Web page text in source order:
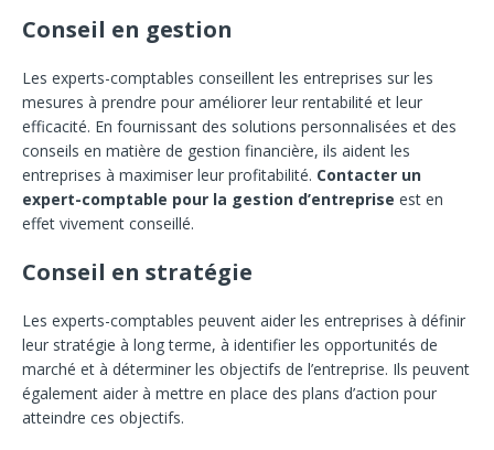
Conseil en gestion
Les experts-comptables conseillent les entreprises sur les
mesures à prendre pour améliorer leur rentabilité et leur
efficacité. En fournissant des solutions personnalisées et des
conseils en matière de gestion financière, ils aident les
entreprises à maximiser leur profitabilité. Contacter un
expert-comptable pour la gestion d’entreprise est en
effet vivement conseillé.
Conseil en stratégie
Les experts-comptables peuvent aider les entreprises à définir
leur stratégie à long terme, à identifier les opportunités de
marché et à déterminer les objectifs de l’entreprise. Ils peuvent
également aider à mettre en place des plans d’action pour
atteindre ces objectifs.